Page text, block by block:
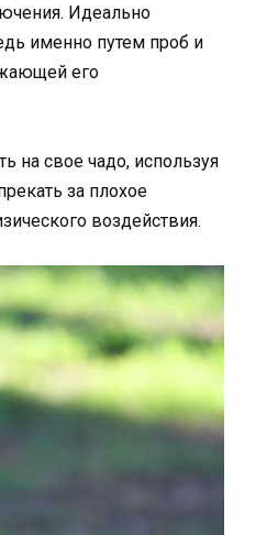
Идеально
именно путем проб и
его
на свое чадо, используя
за плохое
воздействия.